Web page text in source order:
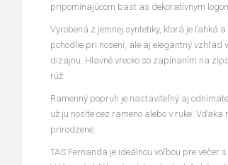
pripomínajúcom bast as dekoratívnym
Vyrobená z jemnej syntetiky, ktorá je ľahká
pohodlie pri nosení, ale aj elegantný
dizajnu. Hlavné vrecko so zapínaním na
rúž.
Ramenný popruh je nastaviteľný aj
už ju nosíte cez rameno alebo v ruke.
prirodzene.
TAS Fernanda je ideálnou voľbou pre večer